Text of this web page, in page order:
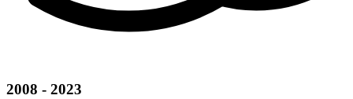
2008 - 2023